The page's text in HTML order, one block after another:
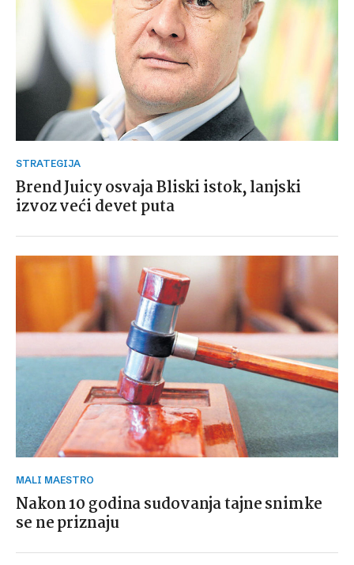
STRATEGIJA
Brend Juicy osvaja Bliski istok, lanjski
izvoz veći devet puta
MALI MAESTRO
Nakon 10 godina sudovanja tajne snimke
se ne priznaju